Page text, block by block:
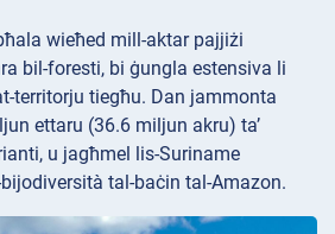
wieħed mill-aktar pajjiżi
bil-foresti, bi ġungla estensiva li
territorju tiegħu. Dan jammonta
ettaru (36.6 miljun akru) ta’
u jagħmel lis-Suriname
tal-baċin tal-Amazon.